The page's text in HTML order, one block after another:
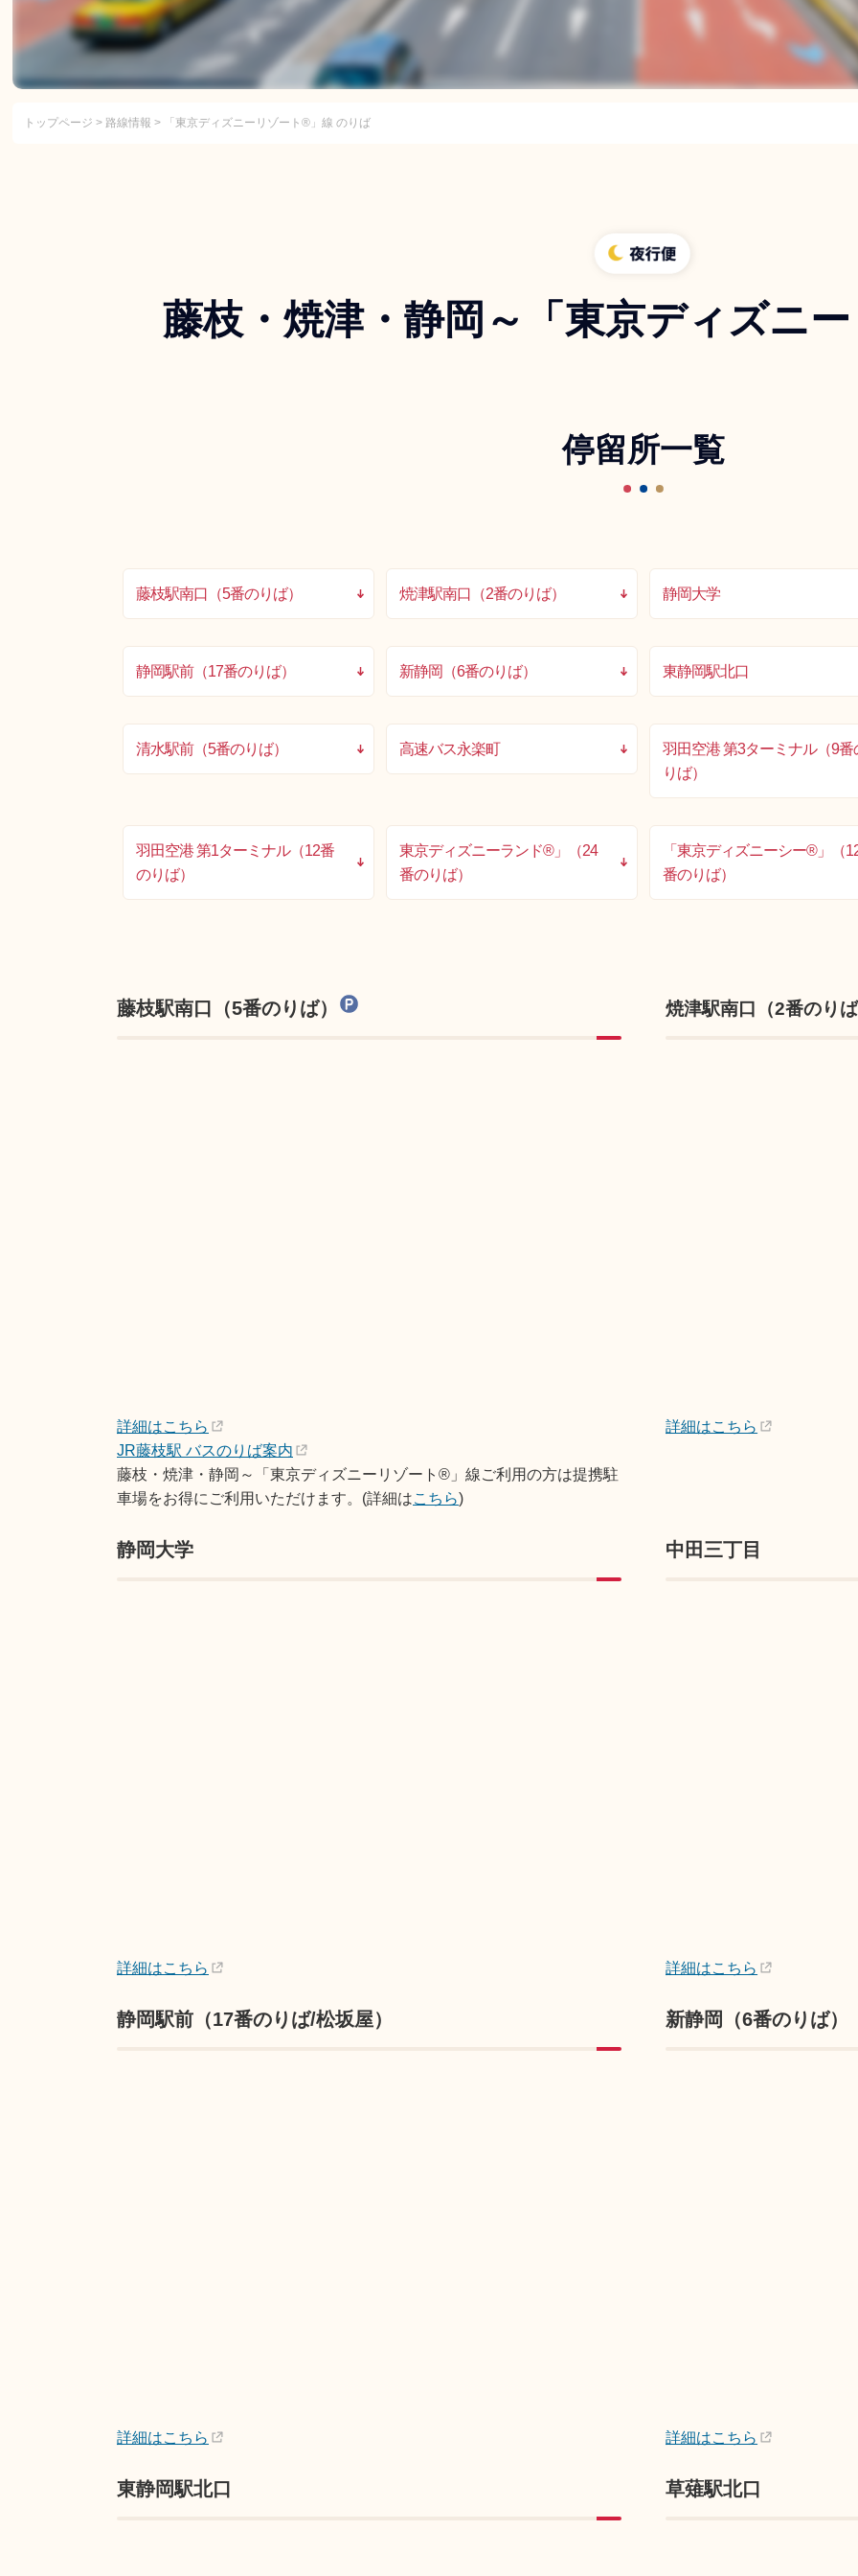
トップページ > 路線情報 > 「東京ディズニーリゾート®」線 のりば
藤枝・焼津・静岡～「東京ディズニ
停留所一覧
藤枝駅南口（5番のりば） 焼津駅南口（2番のりば） 静岡大学
静岡駅前（17番のりば） 新静岡（6番のりば） 東静岡駅北口
清水駅前（5番のりば） 高速バス永楽町
羽田空港 第3ターミナル（9番
りば）
羽田空港 第1ターミナル（12番
のりば）
東京ディズニーランド®」（24
番のりば）
「東京ディズニーシー®」（
番のりば）
藤枝駅南口（5番のりば）
詳細はこちら
JR藤枝駅 バスのりば案内
藤枝・焼津・静岡～「東京ディズニーリゾート®」線ご利用の方は提携駐
車場をお得にご利用いただけます。(詳細はこちら)
焼津駅南口（2番のり
詳細はこちら
静岡大学
詳細はこちら
中田三丁目
詳細はこちら
静岡駅前（17番のりば/松坂屋）
詳細はこちら
新静岡（6番のりば）
詳細はこちら
東静岡駅北口 草薙駅北口